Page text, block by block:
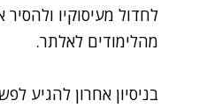
לחדול מעיסוקיו
מהלימודים לאלתר.
בניסיון אחרון להגיע